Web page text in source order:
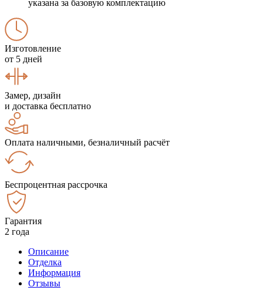
указана за базовую комплектацию
Изготовление
от 5 дней
Замер, дизайн
и доставка бесплатно
Оплата наличными, безналичный расчёт
Беспроцентная рассрочка
Гарантия
2 года
Описание
Отделка
Информация
Отзывы